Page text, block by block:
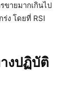
ขายมากเกินไป
ง โดยที่ RSI
งปฏิบัติ